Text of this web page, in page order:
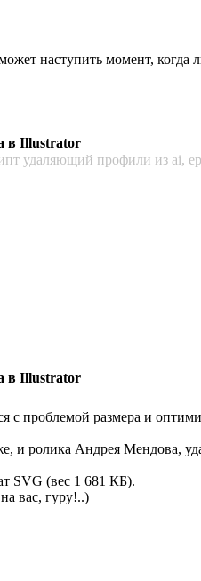
настyпить момент, когда
в Illustrator
удаляющий профили из ai,
в Illustrator
с проблемой размера и
и ролика Андрея Мендова,
SVG (вес 1 681 КБ).
вас, гуру!..)